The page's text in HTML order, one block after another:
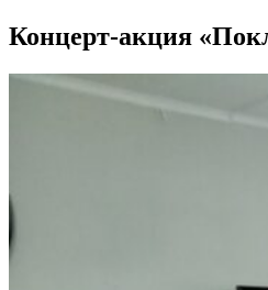
Концерт-акция